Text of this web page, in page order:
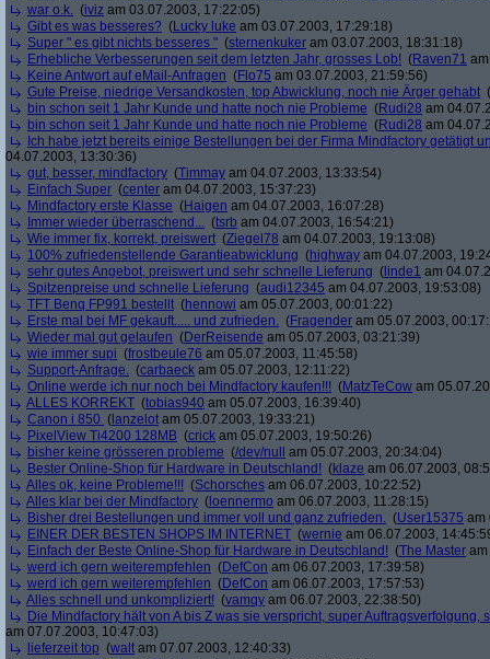
war o.k. (iviz am 03.07.2003, 17:22:05)
Gibt es was besseres? (Lucky luke am 03.07.2003, 17:29:18)
Super " es gibt nichts besseres " (sternenkuker am 03.07.2003, 18:31:18)
Erhebliche Verbesserungen seit dem letzten Jahr, grosses Lob! (Raven71
Keine Antwort auf eMail-Anfragen (Flo75 am 03.07.2003, 21:59:56)
Gute Preise, niedrige Versandkosten, top Abwicklung, noch nie Ärger gehabt (
bin schon seit 1 Jahr Kunde und hatte noch nie Probleme (Rudi28 am
bin schon seit 1 Jahr Kunde und hatte noch nie Probleme (Rudi28 am
Ich habe jetzt bereits einige Bestellungen bei der Firma Mindfactory getätigt
04.07.2003, 13:30:36)
gut, besser, mindfactory (Timmay am 04.07.2003, 13:33:54)
Einfach Super (center am 04.07.2003, 15:37:23)
Mindfactory erste Klasse (Haigen am 04.07.2003, 16:07:28)
Immer wieder überraschend... (tsrb am 04.07.2003, 16:54:21)
Wie immer fix, korrekt, preiswert (Ziegel78 am 04.07.2003, 19:13:08)
100% zufriedenstellende Garantieabwicklung (highway am 04.07.2003,
sehr gutes Angebot, preiswert und sehr schnelle Lieferung ( linde1 am
Spitzenpreise und schnelle Lieferung (audi12345 am 04.07.2003, 19:53:08)
TFT Benq FP991 bestellt (hennowi am 05.07.2003, 00:01:22)
Erste mal bei MF gekauft..... und zufrieden. (Fragender am 05.07.2003,
Wieder mal gut gelaufen (DerReisende am 05.07.2003, 03:21:39)
wie immer supi (frostbeule76 am 05.07.2003, 11:45:58)
Support-Anfrage. (carbaeck am 05.07.2003, 12:11:22)
Online werde ich nur noch bei Mindfactory kaufen!!! (MatzTeCow am
ALLES KORREKT (tobias940 am 05.07.2003, 16:39:40)
Canon i 850 ( lanzelot am 05.07.2003, 19:33:21)
PixelView Ti4200 128MB (crick am 05.07.2003, 19:50:26)
bisher keine grösseren probleme (/dev/null
am 05.07.2003, 20:34:04)
Bester Online-Shop für Hardware in Deutschland! (klaze am 06.07.2003,
Alles ok, keine Probleme!!! (Schorsches am 06.07.2003, 10:22:52)
Alles klar bei der Mindfactory ( loennermo am 06.07.2003, 11:28:15)
Bisher drei Bestellungen und immer voll und ganz zufrieden. (User15375 am
EINER DER BESTEN SHOPS IM INTERNET (wernie am 06.07.2003,
Einfach der Beste Online-Shop für Hardware in Deutschland! (The Master
werd ich gern weiterempfehlen (DefCon am 06.07.2003, 17:39:58)
werd ich gern weiterempfehlen (DefCon am 06.07.2003, 17:57:53)
Alles schnell und unkompliziert! (vamqy am 06.07.2003, 22:38:50)
Die Mindfactory hält von A bis Z was sie verspricht, super Auftragsverfolgung,
am 07.07.2003, 10:47:03)
lieferzeit top (walt am 07.07.2003, 12:40:33)